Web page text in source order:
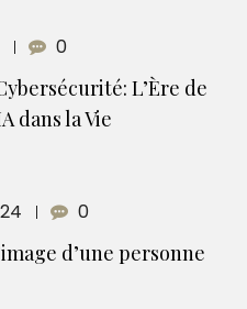
0
L’Ère de
dans la Vie
0
d’une personne